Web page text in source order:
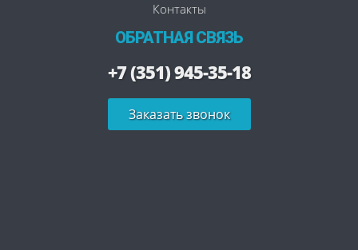
Контакты
ОБРАТНАЯ СВЯЗЬ
+7 (351) 945-35-18
Заказать звонок